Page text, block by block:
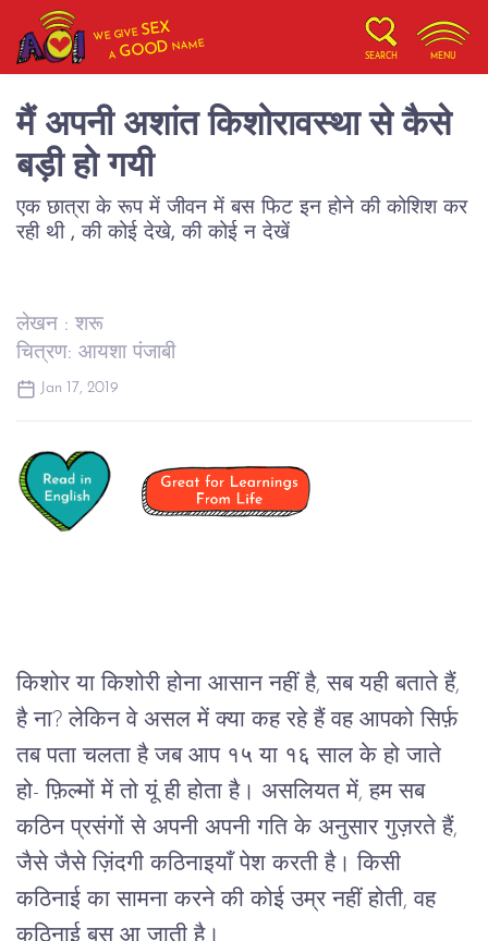
WE GIVESEX
AGOOD NAME
SEARCH MENU
मैं अपनी अशांत किशोरावस्था से कैसे
बड़ी हो गयी
एक छात्रा के रूप में जीवन में बस फिट इन होने की कोशिश कर
रही थी , की कोई देखे, की कोई न देखें
लेखन : शरू
चित्रण: आयशा पंजाबी
Jan 17, 2019
किशोर या किशोरी होना आसान नहीं है, सब यही बताते हैं,
है ना? लेकिन वे असल में क्या कह रहे हैं वह आपको सिर्फ़
तब पता चलता है जब आप १५ या १६ साल के हो जाते
हो- फ़िल्मों में तो यूं ही होता है। असलियत में, हम सब
कठिन प्रसंगों से अपनी अपनी गति के अनुसार गुज़रते हैं,
जैसे जैसे ज़िंदगी कठिनाइयाँ पेश करती है। किसी
कठिनाई का सामना करने की कोई उम्र नहीं होती, वह
कठिनाई बस आ जाती है।